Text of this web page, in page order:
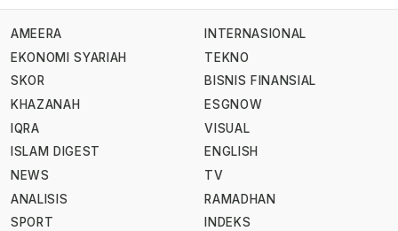
AMEERA
EKONOMI SYARIAH
SKOR
KHAZANAH
IQRA
ISLAM DIGEST
NEWS
ANALISIS
SPORT
INTERNASIONAL
TEKNO
BISNIS FINANSIAL
ESGNOW
VISUAL
ENGLISH
TV
RAMADHAN
INDEKS